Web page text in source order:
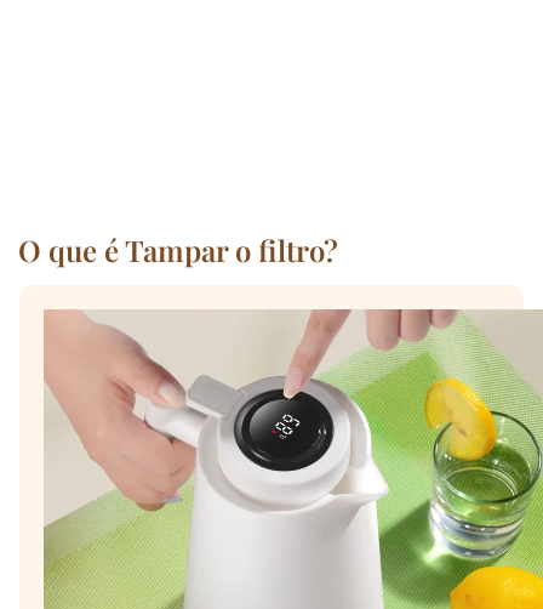
O que é Tampar o filtro?